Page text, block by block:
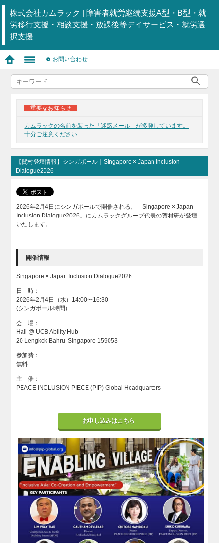
株式会社カムラック | 障害者就労継続支援A型・B型・就
労移行支援・相談支援・放課後等デイサービス・就労選
択支援
お問い合わせ
重要なお知らせ
カムラックの名前を装った「迷惑メール」が多発しています。
十分ご注意ください
【賀村登壇情報】シンガポール｜Singapore × Japan Inclusion
Dialogue2026
2026年2月4日にシンガポールで開催される、「Singapore × Japan
Inclusion Dialogue2026」にカムラックグループ代表の賀村研が登壇
いたします。
開催情報
Singapore × Japan Inclusion Dialogue2026
日 時：
2026年2月4日（水）14:00〜16:30
(シンガポール時間）
会 場：
Hall @ UOB Ability Hub
20 Lengkok Bahru, Singapore 159053
参加費：
無料
主 催：
PEACE INCLUSION PIECE (PIP) Global Headquarters
お申し込みはこちら